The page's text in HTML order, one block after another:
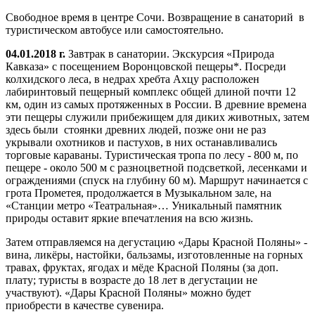
Свободное время в центре Сочи. Возвращение в санаторий в
туристическом автобусе или самостоятельно.
04.01.2018 г. Завтрак в санатории. Экскурсия «Природа
Кавказа» с посещением Воронцовской пещеры*. Посреди
колхидского леса, в недрах хребта Ахцу расположен
лабиринтовый пещерный комплекс общей длиной почти 12
км, один из самых протяженных в России. В древние времена
эти пещеры служили прибежищем для диких животных, затем
здесь были стоянки древних людей, позже они не раз
укрывали охотников и пастухов, в них останавливались
торговые караваны. Туристическая тропа по лесу - 800 м, по
пещере - около 500 м с разноцветной подсветкой, лесенками и
ограждениями (спуск на глубину 60 м). Маршрут начинается с
грота Прометея, продолжается в Музыкальном зале, на
«Станции метро «Театральная»… Уникальный памятник
природы оставит яркие впечатления на всю жизнь.
Затем отправляемся на дегустацию «Дары Красной Поляны» -
вина, ликёры, настойки, бальзамы, изготовленные на горных
травах, фруктах, ягодах и мёде Красной Поляны (за доп.
плату; туристы в возрасте до 18 лет в дегустации не
участвуют). «Дары Красной Поляны» можно будет
приобрести в качестве сувенира.